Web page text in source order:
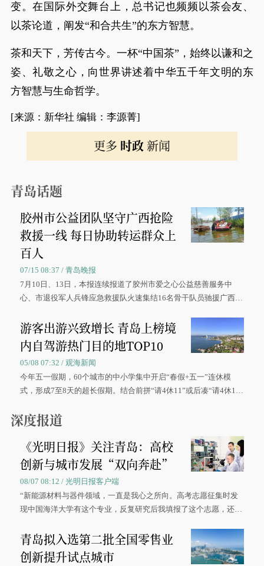
变。在国际外交舞台上，总书记也频频以茶会友、
以茶论道，阐发“和合共生”的东方智慧。
茶和天下，芳传古今。一杯“中国茶”，始终以谦和之
姿、礼敬之心，向世界讲述着中华五千年文明的东
方智慧与生命哲学。
[来源：新华社 编辑：李源菁]
更多 时政新闻
青岛话题
胶州市公益团队坚守广西抢险
救援一线 每日协助转运群众上
百人
07/15 08:37 / 青岛晚报
7月10日、13日，本报连续报道了胶州市爱之心公益慈善服务中
心、市退役军人兵锋应急救援队火速集结16名骨干队员驰援广西灾
游客出游兴致增长 青岛上榜境
内自驾游热门目的地TOP10
05/08 07:32 / 观海新闻
今年五一假期，60个城市的中小学集中开启“春假+五一”连休模
式，形成7至8天的超长假期。结合前拼“请4休11”或后凑“请4休1
深度报道
《光明日报》关注青岛：高校
创新与城市发展“双向奔赴”
08/07 08:12 / 光明日报客户端
“新能源材料与器件领域，一直是我心之所向。高考志愿征集时发
现中国海洋大学有这个专业，反复研究后我填报了这个志愿，还真
大学材料科学与工程学院材料类专业的录取通知书。
青岛拟入选第二批全国零售业
创新提升试点城市